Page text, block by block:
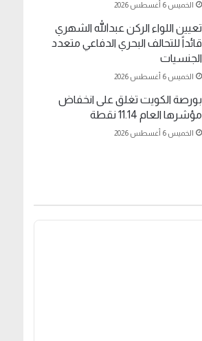
الخميس 6 أغسطس 2026
تعيين اللواء الركن عبدالله الشهري
قائداً للتحالف البحري الدفاعي متعدد
الجنسيات
الخميس 6 أغسطس 2026
بورصة الكويت تغلق على انخفاض
مؤشرها العام 11.14 نقطة
الخميس 6 أغسطس 2026